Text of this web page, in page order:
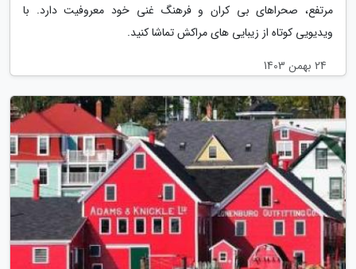
مرتفع، صحراهای بی کران و فرهنگ غنی خود معروفیت دارد. با
ویدیویی کوتاه از زیبایی های مراکش تماشا کنید.
24 بهمن 1403